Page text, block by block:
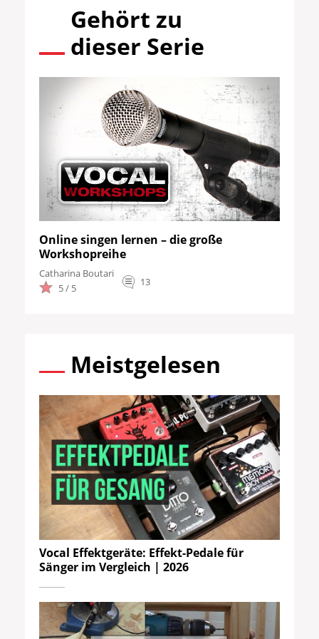
Gehört zu
dieser Serie
Online singen lernen – die große
Workshopreihe
Catharina Boutari
5 / 5
13
Meistgelesen
Vocal Effektgeräte: Effekt-Pedale für
Sänger im Vergleich | 2026